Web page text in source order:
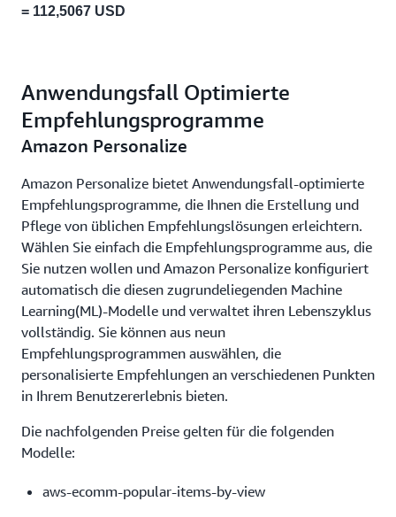
= 112,5067 USD
Anwendungsfall Optimierte
Empfehlungsprogramme
Amazon Personalize
Amazon Personalize bietet Anwendungsfall-optimierte
Empfehlungsprogramme, die Ihnen die Erstellung und
Pflege von üblichen Empfehlungslösungen erleichtern.
Wählen Sie einfach die Empfehlungsprogramme aus, die
Sie nutzen wollen und Amazon Personalize konfiguriert
automatisch die diesen zugrundeliegenden Machine
Learning(ML)-Modelle und verwaltet ihren Lebenszyklus
vollständig. Sie können aus neun
Empfehlungsprogrammen auswählen, die
personalisierte Empfehlungen an verschiedenen Punkten
in Ihrem Benutzererlebnis bieten.
Die nachfolgenden Preise gelten für die folgenden
Modelle:
aws-ecomm-popular-items-by-view